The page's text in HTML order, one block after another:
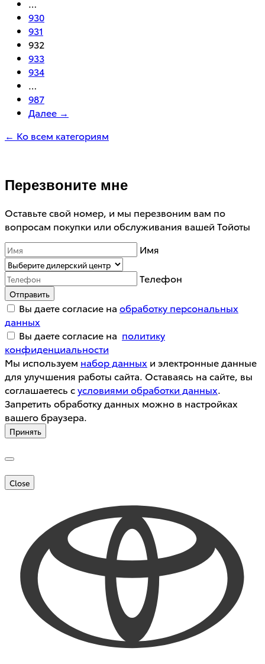
…
930
931
932
933
934
…
987
Далее →
← Ко всем категориям
Перезвоните мне
Оставьте свой номер, и мы перезвоним вам по
вопросам покупки или обслуживания вашей Тойоты
Имя
Телефон
Отправить
Вы даете согласие на обработку персональных
данных
Вы даете согласие на политику
конфиденциальности
Мы используем набор данных и электронные данные
для улучшения работы сайта. Оставаясь на сайте, вы
соглашаетесь сусловиями обработки данных.
Запретить обработку данных можно в настройках
вашего браузера.
Принять
Close